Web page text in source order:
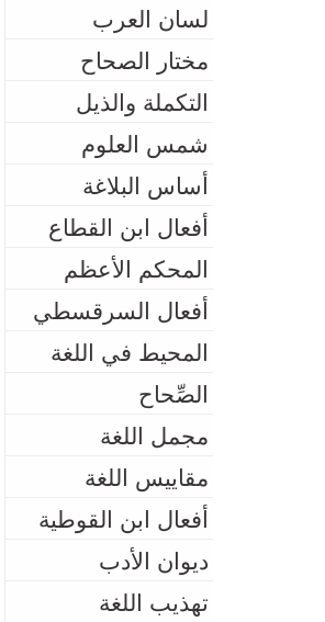
لسان العرب
مختار الصحاح
التكملة والذيل
شمس العلوم
أساس البلاغة
أفعال ابن القطاع
المحكم الأعظم
أفعال السرقسطي
المحيط في اللغة
الصِّحاح
مجمل اللغة
مقاييس اللغة
أفعال ابن القوطية
ديوان الأدب
تهذيب اللغة